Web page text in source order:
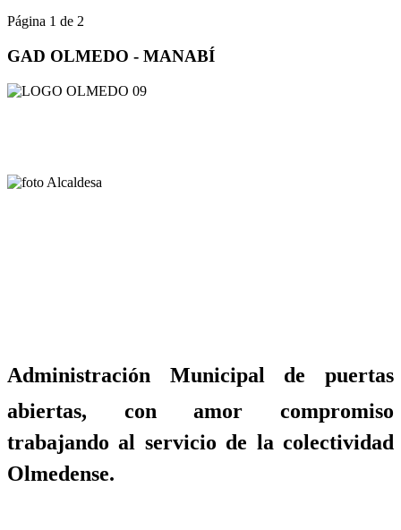
Página 1 de 2
GAD OLMEDO - MANABÍ
Administración Municipal de puertas
abiertas, con amor compromiso
trabajando al servicio de la colectividad
Olmedense.